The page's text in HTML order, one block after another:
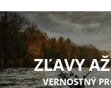
ZĽAVY
VERNOSTNÝ